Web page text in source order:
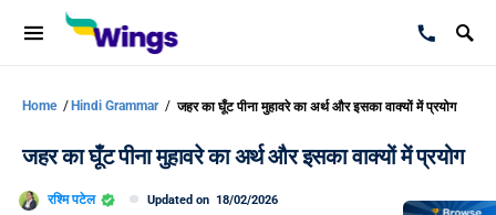
Home / Hindi Grammar / जहर का घूँट पीना मुहावरे का अर्थ और इसका वाक्यों में प्रयोग
जहर का घूँट पीना मुहावरे का अर्थ और इसका वाक्यों में प्रयोग
रश्मि पटेल Updated on 18/02/2026